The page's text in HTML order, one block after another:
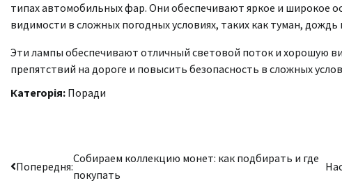
типах автомобильных фар. Они обеспечивают яркое и широкое
видимости в сложных погодных условиях, таких как туман, дождь
Эти лампы обеспечивают отличный световой поток и хорошую
препятствий на дороге и повысить безопасность в сложных
Категорія: Поради
Навігація
Попередня:
Собираем коллекцию монет: как подбирать и где
покупать